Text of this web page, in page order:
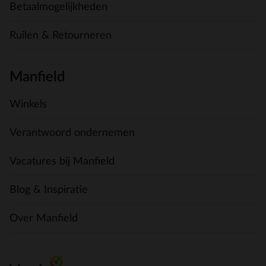
Betaalmogelijkheden
Ruilen & Retourneren
Manfield
Winkels
Verantwoord ondernemen
Vacatures bij Manfield
Blog & Inspiratie
Over Manfield